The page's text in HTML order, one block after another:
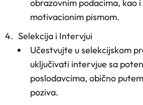
obrazovnim podacima, kao i
motivacionim pismom.
Selekcija i Intervjui
Učestvujte u selekcijskom
uključivati intervjue sa
poslodavcima, obično
poziva.